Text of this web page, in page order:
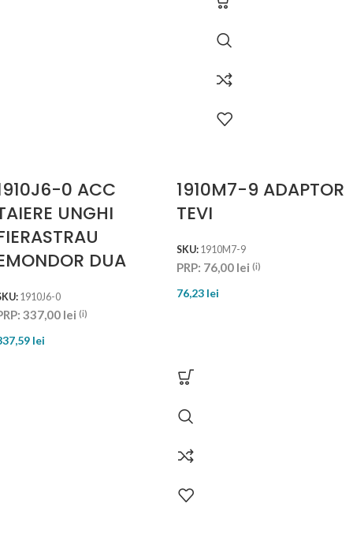
0 ACC
UNGHI
DUA
1910J6-0
337,00 lei (i)
lei
1910M7-9 ADAPTOR
TEVI
SKU: 1910M7-9
PRP: 76,00 lei (i)
76,23 lei